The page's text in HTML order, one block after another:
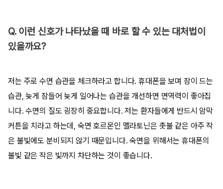
Q. 이런 신호가 나타났을 때 바로 할 수 있는 대처법이
있을까요?
저는 주로 수면 습관을 체크하라고 합니다. 휴대폰을 보며 잠이 드는
습관, 늦게 잠들어 늦게 일어나는 습관을 개선하면 면역력이 좋아집
니다. 수면의 질도 굉장히 중요합니다. 저는 환자들에게 반드시 암막
커튼을 치라고 하는데, 숙면 호르몬인 멜라토닌은 촛불 같은 아주 작
은 불빛에도 분비되지 않기 때문입니다. 숙면을 위해서는 휴대폰의
불빛 같은 작은 빛까지 차단하는 것이 좋습니다.